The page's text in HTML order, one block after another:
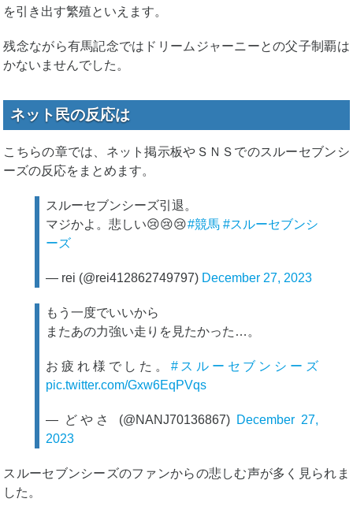
を引き出す繁殖といえます。
残念ながら有馬記念ではドリームジャーニーとの父子制覇は
かないませんでした。
ネット民の反応は
こちらの章では、ネット掲示板やＳＮＳでのスルーセブンシ
ーズの反応をまとめます。
スルーセブンシーズ引退。
マジかよ。悲しい😢😢😢#競馬 #スルーセブンシ
ーズ
— rei (@rei412862749797) December 27, 2023
もう一度でいいから
またあの力強い走りを見たかった…。
お疲れ様でした。 #スルーセブンシーズ
pic.twitter.com/Gxw6EqPVqs
— どやさ (@NANJ70136867) December 27,
2023
スルーセブンシーズのファンからの悲しむ声が多く見られま
した。